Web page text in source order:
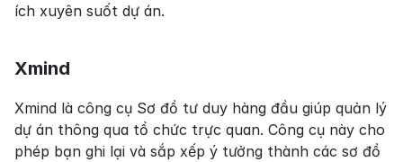
ích xuyên suốt dự án.
Xmind
Xmind là công cụ Sơ đồ tư duy hàng đầu giúp quản lý
dự án thông qua tổ chức trực quan. Công cụ này cho
phép bạn ghi lại và sắp xếp ý tưởng thành các sơ đồ